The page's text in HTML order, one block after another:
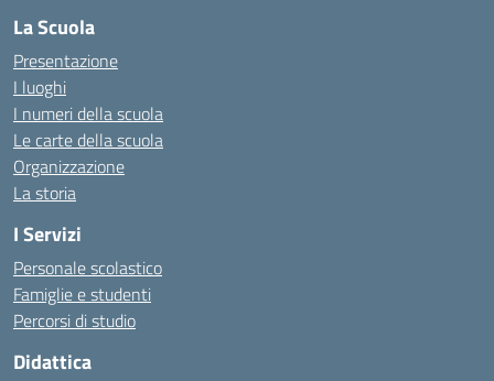
La Scuola
Presentazione
I luoghi
I numeri della scuola
Le carte della scuola
Organizzazione
La storia
I Servizi
Personale scolastico
Famiglie e studenti
Percorsi di studio
Didattica